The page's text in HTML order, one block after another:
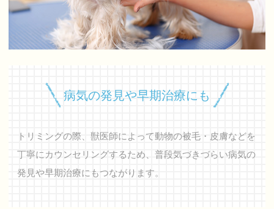
病気の発見や早期治療にも
トリミングの際、獣医師によって動物の被毛・皮膚などを
丁寧にカウンセリングするため、普段気づきづらい病気の
発見や早期治療にもつながります。